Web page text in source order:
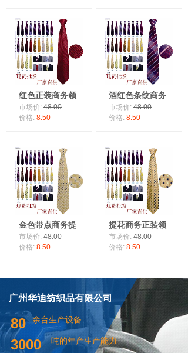
红色正装商务领
市场价: 48.00
价格: 8.50
酒红色条纹商务
市场价: 48.00
价格: 8.50
金色带点商务提
市场价: 48.00
价格: 8.50
提花商务正装领
市场价: 48.00
价格: 8.50
3000
吨的年产生产能力
余台生产设备
80
广州华迪纺织品有限公司